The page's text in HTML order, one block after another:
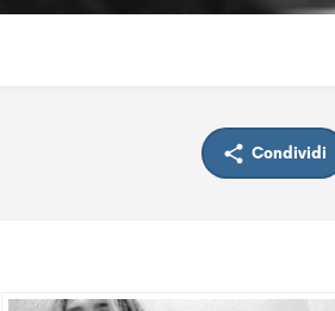
Condividi